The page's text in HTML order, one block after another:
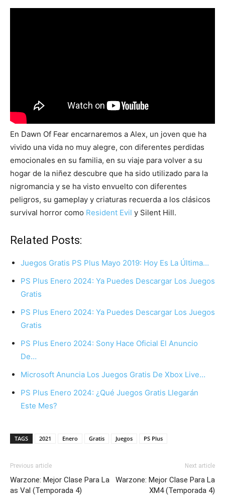
En Dawn Of Fear encarnaremos a Alex, un joven que ha
vivido una vida no muy alegre, con diferentes perdidas
emocionales en su familia, en su viaje para volver a su
hogar de la niñez descubre que ha sido utilizado para la
nigromancia y se ha visto envuelto con diferentes
peligros, su gameplay y criaturas recuerda a los clásicos
survival horror como Resident Evil y Silent Hill.
Related Posts:
Juegos Gratis PS Plus Mayo 2019: Hoy Es La Última…
PS Plus Enero 2024: Ya Puedes Descargar Los Juegos
Gratis
PS Plus Enero 2024: Ya Puedes Descargar Los Juegos
Gratis
PS Plus Enero 2024: Sony Hace Oficial El Anuncio
De…
Microsoft Anuncia Los Juegos Gratis De Xbox Live…
PS Plus Enero 2024: ¿Qué Juegos Gratis Llegarán
Este Mes?
TAGS 2021 Enero Gratis Juegos PS Plus
Previous article
Warzone: Mejor Clase Para La
as Val (Temporada 4)
Next article
Warzone: Mejor Clase Para La
XM4 (Temporada 4)